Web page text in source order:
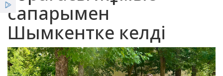
Қызметтер
Жаңалықтар
ҰСО жаршысы
сапарымен
Шымкентке келді